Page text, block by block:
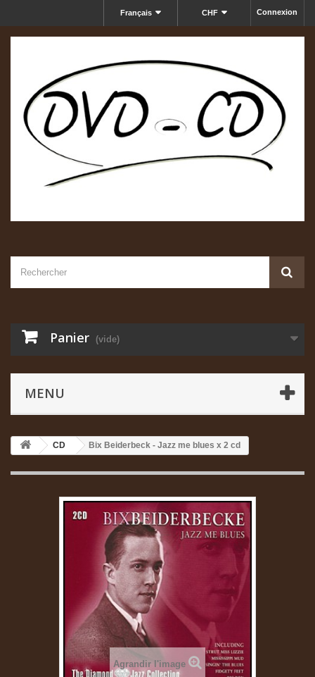
Connexion
CHF
Français
Panier (vide)
MENU
CD Bix Beiderbeck - Jazz me blues x 2 cd
Agrandir l'image